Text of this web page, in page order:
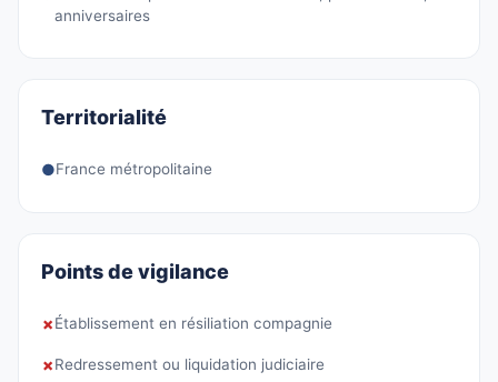
anniversaires
Territorialité
●France métropolitaine
Points de vigilance
✗Établissement en résiliation compagnie
✗Redressement ou liquidation judiciaire